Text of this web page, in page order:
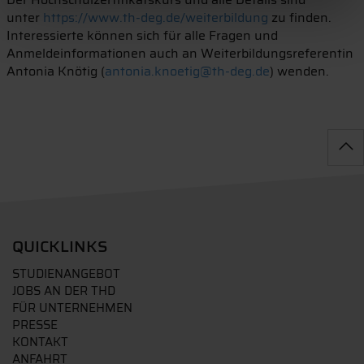
unter https://www.th-deg.de/weiterbildung zu finden.
Interessierte können sich für alle Fragen und
Anmeldeinformationen auch an Weiterbildungsreferentin
Antonia Knötig (antonia.knoetig@th-deg.de) wenden.
QUICKLINKS
STUDIENANGEBOT
JOBS AN DER THD
FÜR UNTERNEHMEN
PRESSE
KONTAKT
ANFAHRT